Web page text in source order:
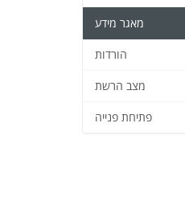
מאגר מידע
הורדות
מצב הרשת
פתיחת פנייה